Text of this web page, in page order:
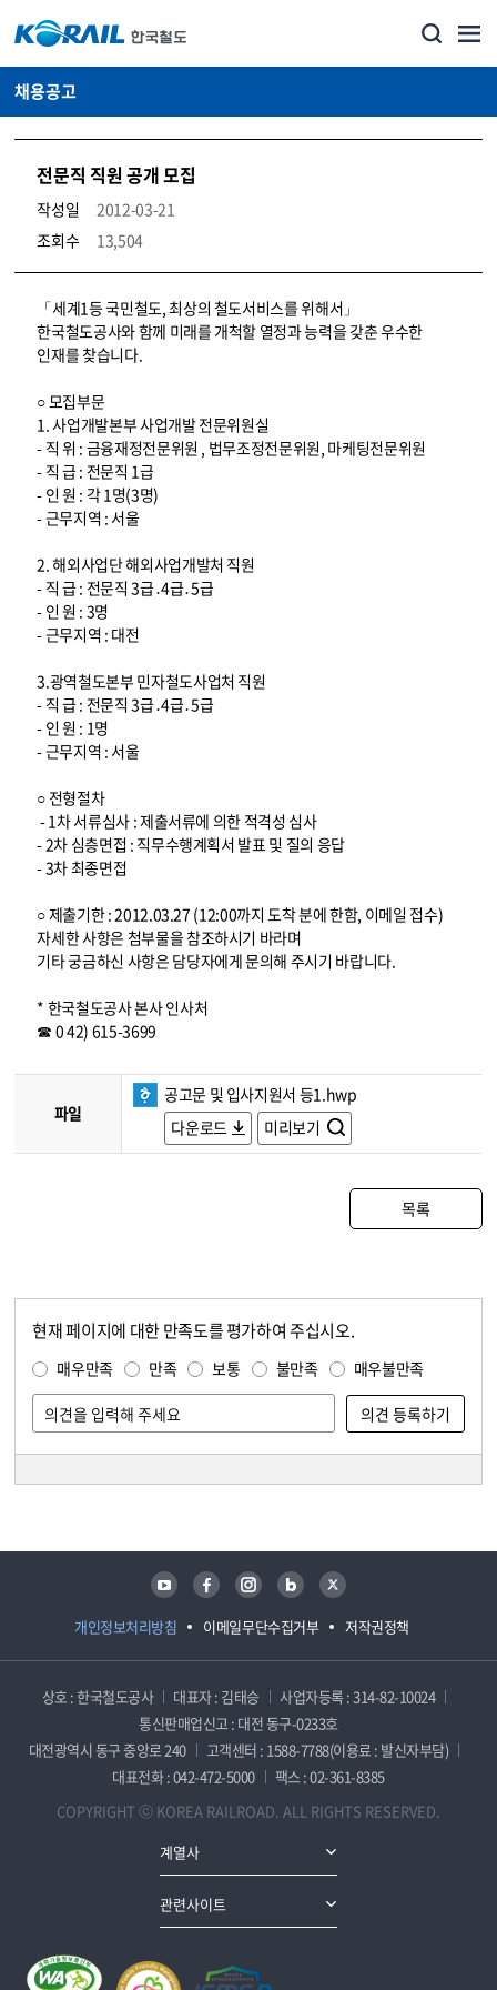
채용공고
전문직 직원 공개 모집
작성일
2012-03-21
조회수
13,504
코레일소개_경영공시_채용공고 상세보기 – 내용, 파일, 담당자 연락처로 구성
「세계1등 국민철도, 최상의 철도서비스를 위해서」
한국철도공사와 함께 미래를 개척할 열정과 능력을 갖춘 우수한
인재를 찾습니다.
○ 모집부문
1. 사업개발본부 사업개발 전문위원실
- 직 위 : 금융재정전문위원 , 법무조정전문위원, 마케팅전문위원
- 직 급 : 전문직 1급
- 인 원 : 각 1명(3명)
- 근무지역 : 서울
2. 해외사업단 해외사업개발처 직원
- 직 급 : 전문직 3급․4급․5급
- 인 원 : 3명
- 근무지역 : 대전
3.광역철도본부 민자철도사업처 직원
- 직 급 : 전문직 3급․4급․5급
- 인 원 : 1명
- 근무지역 : 서울
○ 전형절차
- 1차 서류심사 : 제출서류에 의한 적격성 심사
- 2차 심층면접 : 직무수행계획서 발표 및 질의 응답
- 3차 최종면접
○ 제출기한 : 2012.03.27 (12:00까지 도착 분에 한함, 이메일 접수)
자세한 사항은 첨부물을 참조하시기 바라며
기타 궁금하신 사항은 담당자에게 문의해 주시기 바랍니다.
* 한국철도공사 본사 인사처
☎ 0 42) 615-3699
파일
공고문 및 입사지원서 등1.hwp
다운로드
미리보기
목록
현재 페이지에 대한 만족도를 평가하여 주십시오.
매우만족 만족 보통 불만족 매우불만족
개인정보처리방침 이메일무단수집거부 저작권정책
유튜브 페이스북 인스타그램 블로그 트위터
상호 : 한국철도공사 대표자 : 김태승
사업자등록 : 314-82-10024
통신판매업신고 : 대전 동구-0233호
대전광역시 동구 중앙로 240
고객센터 : 1588-7788(이용료 : 발신자부담)
대표전화 : 042-472-5000
팩스 : 02-361-8385
COPYRIGHT ⓒ KOREA RAILROAD. ALL RIGHTS RESERVED.
계열사
관련사이트